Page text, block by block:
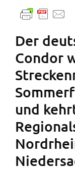
Der
Condor
und